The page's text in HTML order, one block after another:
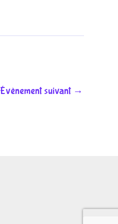
Évènement suivant →